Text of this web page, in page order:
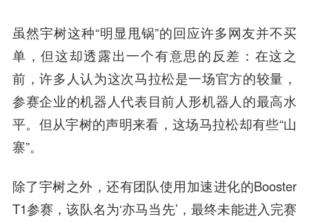
虽然宇树这种“明显甩锅”的回应许多网友并不买
单，但这却透露出一个有意思的反差：在这之
前，许多人认为这次马拉松是一场官方的较量，
参赛企业的机器人代表目前人形机器人的最高水
平。但从宇树的声明来看，这场马拉松却有些“山
寨”。
除了宇树之外，还有团队使用加速进化的Booster
T1参赛，该队名为‘亦马当先’，最终未能进入完赛